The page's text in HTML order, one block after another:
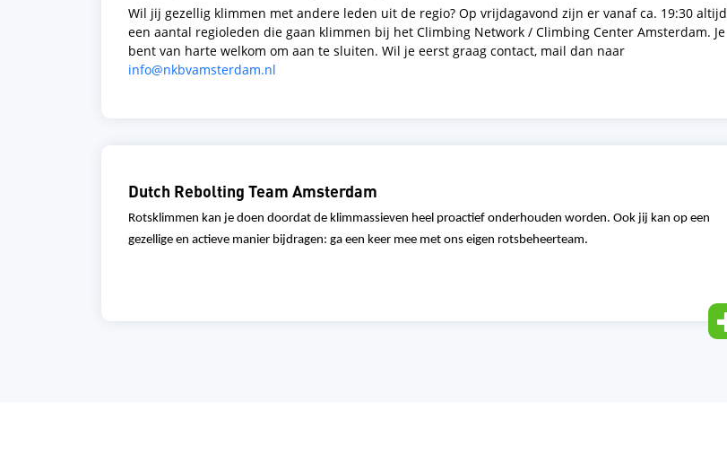
Wil jij gezellig klimmen met andere leden uit de regio? Op vrijdagavond zijn er vanaf ca. 19:30 altijd
een aantal regioleden die gaan klimmen bij het Climbing Network / Climbing Center Amsterdam. Je
bent van harte welkom om aan te sluiten. Wil je eerst graag contact, mail dan naar
info@nkbvamsterdam.nl
Dutch Rebolting Team Amsterdam
Rotsklimmen kan je doen doordat de klimmassieven heel proactief onderhouden worden. Ook jij kan op een
gezellige en actieve manier bijdragen: ga een keer mee met ons eigen rotsbeheerteam.